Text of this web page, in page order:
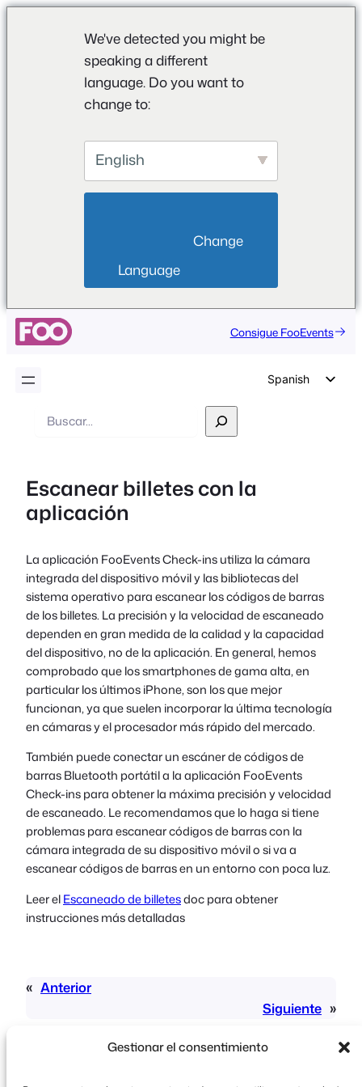
Gestionar el consentimiento
We've detected you might be
speaking a different
language. Do you want to
change to:
English
Language
Consigue FooEvents
Spanish
Polish
Czech
Greek
Buscar
Escanear billetes con la
aplicación
La aplicación FooEvents Check-ins utiliza la cámara
integrada del dispositivo móvil y las bibliotecas del
sistema operativo para escanear los códigos de barras
de los billetes. La precisión y la velocidad de escaneado
dependen en gran medida de la calidad y la capacidad
del dispositivo, no de la aplicación. En general, hemos
comprobado que los smartphones de gama alta, en
particular los últimos iPhone, son los que mejor
funcionan, ya que suelen incorporar la última tecnología
en cámaras y el procesador más rápido del mercado.
También puede conectar un escáner de códigos de
barras Bluetooth portátil a la aplicación FooEvents
Check-ins para obtener la máxima precisión y velocidad
de escaneado. Le recomendamos que lo haga si tiene
problemas para escanear códigos de barras con la
cámara integrada de su dispositivo móvil o si va a
escanear códigos de barras en un entorno con poca luz.
Leer elEscaneado de billetesdoc para obtener
instrucciones más detalladas
« Anterior
Siguiente »